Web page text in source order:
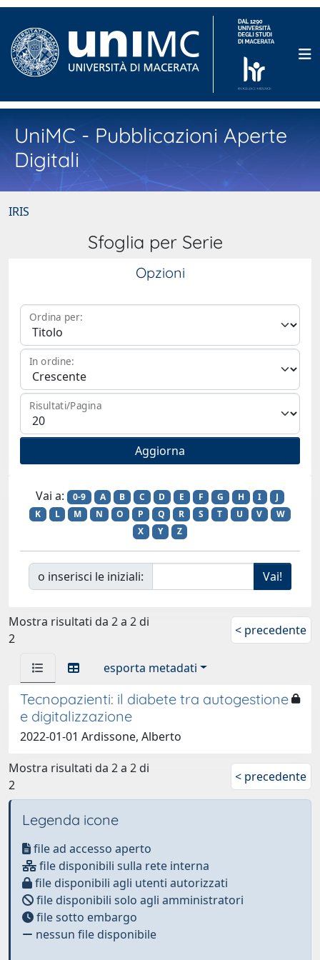
UniMC - Pubblicazioni Aperte
Digitali
IRIS
Sfoglia per Serie
Opzioni
Ordina per:
In ordine:
Risultati/Pagina
Vai a: 0-9 A B C D E F G H I
J
K
L M N O P Q R S T U V
W
X
Y Z
o inserisci le iniziali:
Mostra risultati da 2 a 2 di
2
< precedente
esporta metadati
Tecnopazienti: il diabete tra autogestione
e digitalizzazione
2022-01-01 Ardissone, Alberto
Mostra risultati da 2 a 2 di
2
< precedente
Legenda icone
file ad accesso aperto
file disponibili sulla rete interna
file disponibili agli utenti autorizzati
file disponibili solo agli amministratori
file sotto embargo
nessun file disponibile